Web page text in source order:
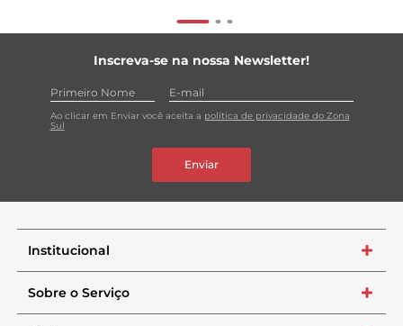
Inscreva-se na nossa Newsletter!
Ao clicar em Enviar você aceita a política de privacidade do Zona
Sul
Enviar
Institucional +
Sobre o Serviço +